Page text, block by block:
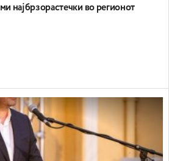
најбрзорастечки во регионот